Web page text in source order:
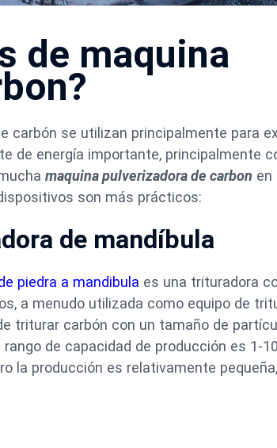
de maquina
carbón se utilizan principalmente para
de energía importante, principalmente
maquina pulverizadora de carbon en
son más prácticos:
de mandíbula
piedra a mandibula es una trituradora
a menudo utilizada como equipo de
triturar carbón con un tamaño de
de capacidad de producción es 1-
la producción es relativamente